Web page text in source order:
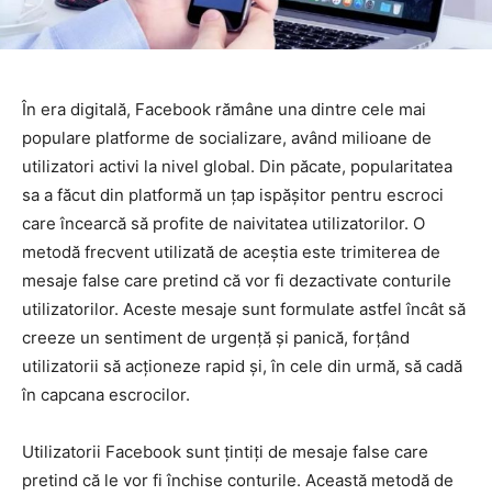
În era digitală, Facebook rămâne una dintre cele mai
populare platforme de socializare, având milioane de
utilizatori activi la nivel global. Din păcate, popularitatea
sa a făcut din platformă un țap ispășitor pentru escroci
care încearcă să profite de naivitatea utilizatorilor. O
metodă frecvent utilizată de aceștia este trimiterea de
mesaje false care pretind că vor fi dezactivate conturile
utilizatorilor. Aceste mesaje sunt formulate astfel încât să
creeze un sentiment de urgență și panică, forțând
utilizatorii să acționeze rapid și, în cele din urmă, să cadă
în capcana escrocilor.
Utilizatorii Facebook sunt țintiți de mesaje false care
pretind că le vor fi închise conturile. Această metodă de